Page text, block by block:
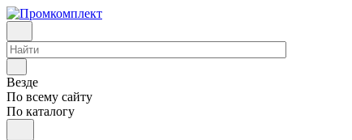
Везде
По всему сайту
По каталогу